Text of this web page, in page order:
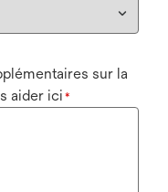
sur la
aider ici *